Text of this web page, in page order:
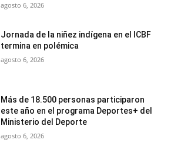
agosto 6, 2026
Jornada de la niñez indígena en el ICBF
termina en polémica
agosto 6, 2026
Más de 18.500 personas participaron
este año en el programa Deportes+ del
Ministerio del Deporte
agosto 6, 2026